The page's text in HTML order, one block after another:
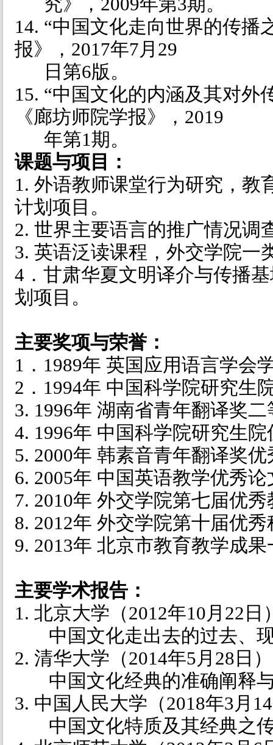
14. “中国文化走向世界的传播
报》， 2017年7月 29
日第6版。
15. “中国文化的内涵及其对外
《廊坊师院学报》， 2019
年第1期。
课题与项目：
1. 外语教师课堂行为研究，教
计划项目。
2. 世界主要语言的推广情况调
3. 英语泛读课程，外交学院一
4．甘肃华夏文明译介与传播
划项目。
主要奖项与荣誉：
1． 1989年 英国应用语言学会
2． 1994年 中国科学院研究生
3. 1996年 湖南省青年翻译奖二
4. 1996年 中国科学院研究生
5. 2000年 韩素音青年翻译奖优
6. 2005年 中国英语教学优秀
7. 2010年 外交学院第七届优
8. 2012年 外交学院第十届优
9. 2013年 北京市教育教学成果
主要学术报告：
1. 北京大学（2012年10月 22 日
中国文化走出去的过去、
2. 清华大学（2014年5月 28 日）
中国文化经典的准确阐释
3. 中国人民大学（2018年3月 14
中国文化特质及其经典之